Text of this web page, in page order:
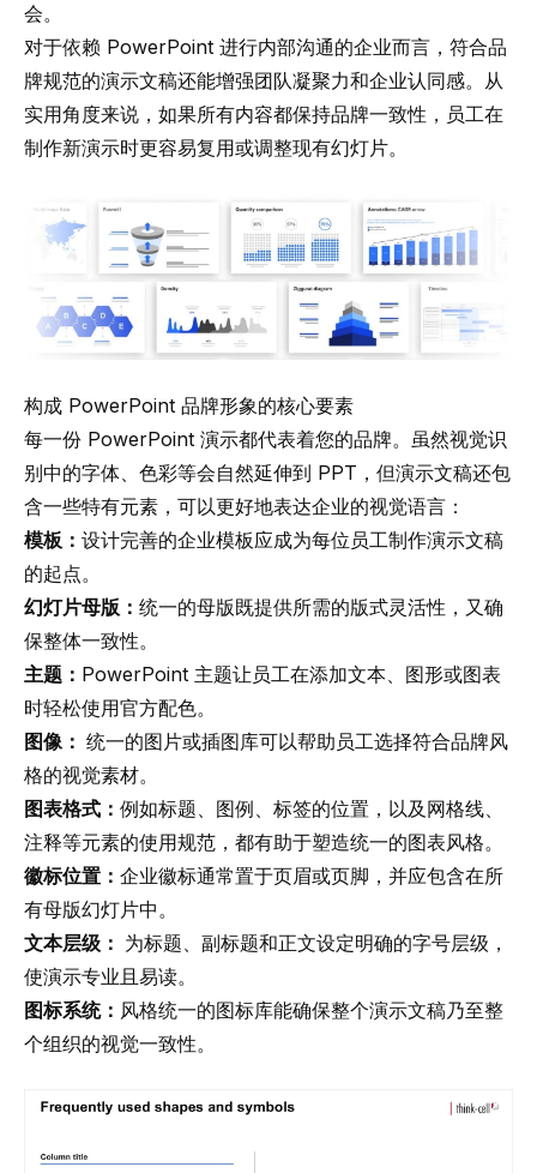
会。
对于依赖 PowerPoint 进行内部沟通的企业而言，符合品
牌规范的演示文稿还能增强团队凝聚力和企业认同感。从
实用角度来说，如果所有内容都保持品牌一致性，员工在
制作新演示时更容易复用或调整现有幻灯片。
构成 PowerPoint 品牌形象的核心要素
每一份 PowerPoint 演示都代表着您的品牌。虽然视觉识
别中的字体、色彩等会自然延伸到 PPT，但演示文稿还包
含一些特有元素，可以更好地表达企业的视觉语言：
模板： 设计完善的企业模板应成为每位员工制作演示文稿
的起点。
幻灯片母版： 统一的母版既提供所需的版式灵活性，又确
保整体一致性。
主题： PowerPoint 主题让员工在添加文本、图形或图表
时轻松使用官方配色。
图像： 统一的图片或插图库可以帮助员工选择符合品牌风
格的视觉素材。
图表格式： 例如标题、图例、标签的位置，以及网格线、
注释等元素的使用规范，都有助于塑造统一的图表风格。
徽标位置： 企业徽标通常置于页眉或页脚，并应包含在所
有母版幻灯片中。
文本层级： 为标题、副标题和正文设定明确的字号层级，
使演示专业且易读。
图标系统： 风格统一的图标库能确保整个演示文稿乃至整
个组织的视觉一致性。